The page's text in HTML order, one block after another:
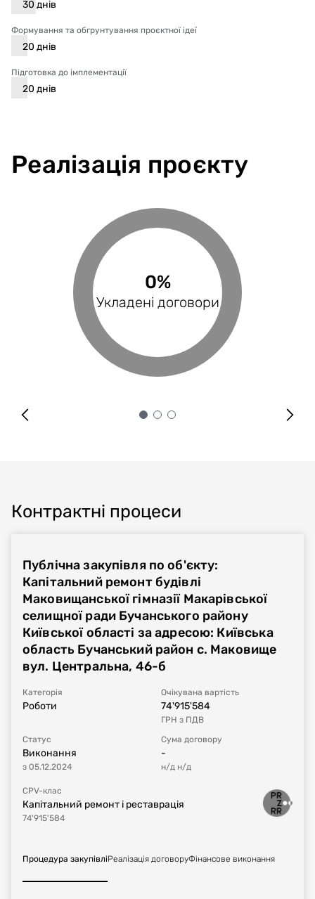
30 днів
Формування та обгрунтування проєктної ідеї
20 днів
Підготовка до імплементації
20 днів
Реалізація проєкту
0%
Укладені договори
0%
Виконані поставки
0%
Оплачені рахунки
Контрактні процеси
Публічна закупівля по об'єкту:
Капітальний ремонт будівлі
Маковищанської гімназії Макарівської
селищної ради Бучанського району
Київської області за адресою: Київська
область Бучанський район с. Маковище
вул. Центральна, 46-б
Категорія
Роботи
Очікувана вартість
74'915'584
ГРН з ПДВ
Статус
Виконання
з 05.12.2024
Сума договору
-
н/д н/д
CPV-клас
Капітальний ремонт і реставрація
74'915'584
Процедура закупівліРеалізація договоруФінансове виконання